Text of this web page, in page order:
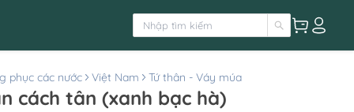
phục các nước Việt Nam Tứ thân - Váy múa
cách tân (xanh bạc hà)